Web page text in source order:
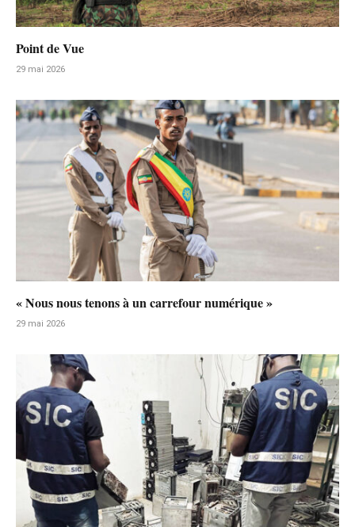
Point de Vue
29 mai 2026
« Nous nous tenons à un carrefour numérique »
29 mai 2026